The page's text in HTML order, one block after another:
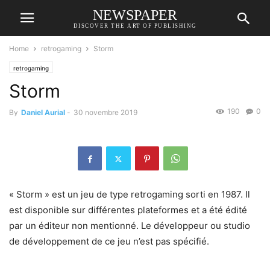
NEWSPAPER
DISCOVER THE ART OF PUBLISHING
Home retrogaming Storm
retrogaming
Storm
By Daniel Aurial - 30 novembre 2019 0
190
« Storm » est un jeu de type retrogaming sorti en 1987. Il
est disponible sur différentes plateformes et a été édité
par un éditeur non mentionné. Le développeur ou studio
de développement de ce jeu n’est pas spécifié.